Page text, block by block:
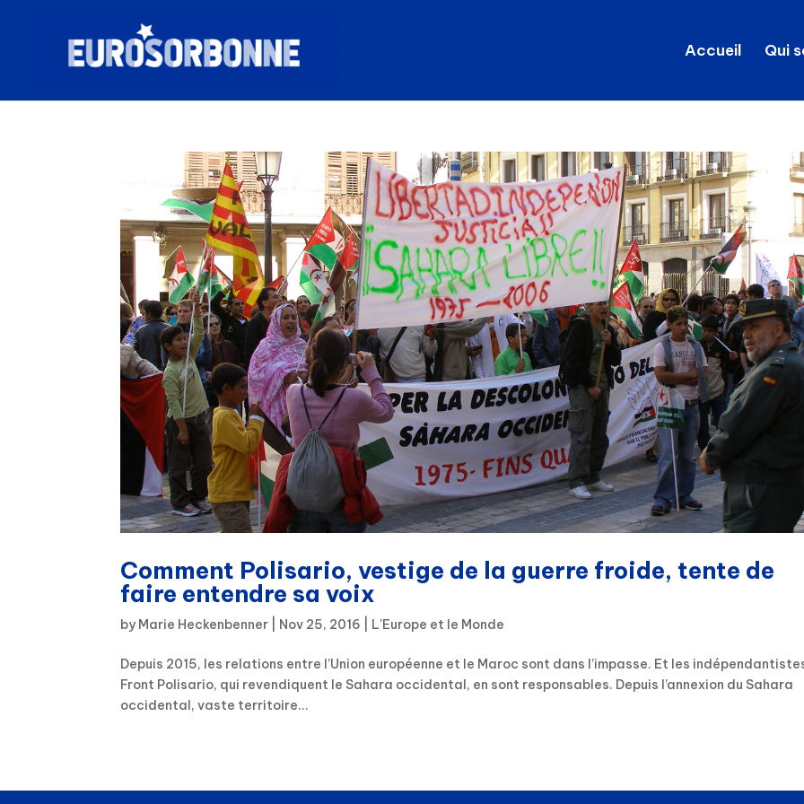
Accueil Qui
Comment Polisario, vestige de la guerre froide, tente de
faire entendre sa voix
by Marie Heckenbenner Nov 25, 2016 L'Europe et le Monde
Depuis 2015, les relations entre l’Union européenne et le Maroc sont dans l’impasse. Et les
Front Polisario, qui revendiquent le Sahara occidental, en sont responsables. Depuis l’annexion du Sahara
occidental, vaste territoire...